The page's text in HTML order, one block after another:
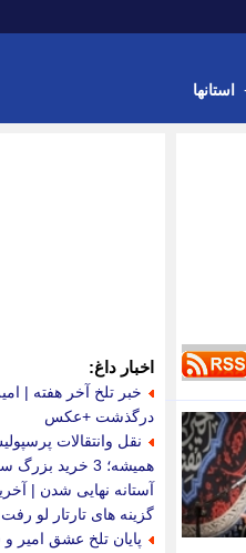
استانها
اخبار داغ:
خبر تلخ آخر هفته |
درگذشت +عکس
نقل وانتقالات
همیشه؛ 3 خرید
آستانه نهایی شدن |
گزینه های تارتار لو رفت
پایان تلخ عشق امیر و